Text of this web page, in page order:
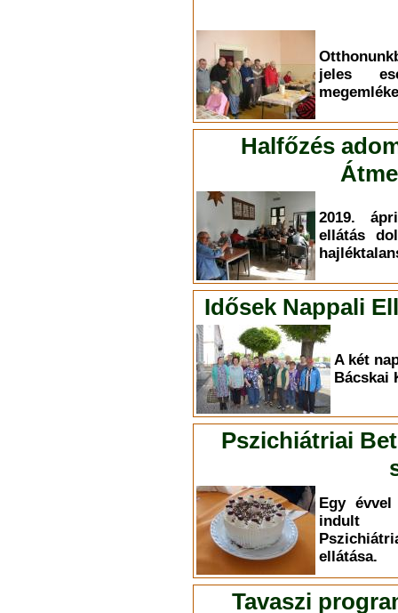
jeles
Halfőzés
2019.
ellátás
Idősek Nappali
A két
Bácskai
Pszichiátriai
Egy évvel
indult
ellátása.
Tavaszi